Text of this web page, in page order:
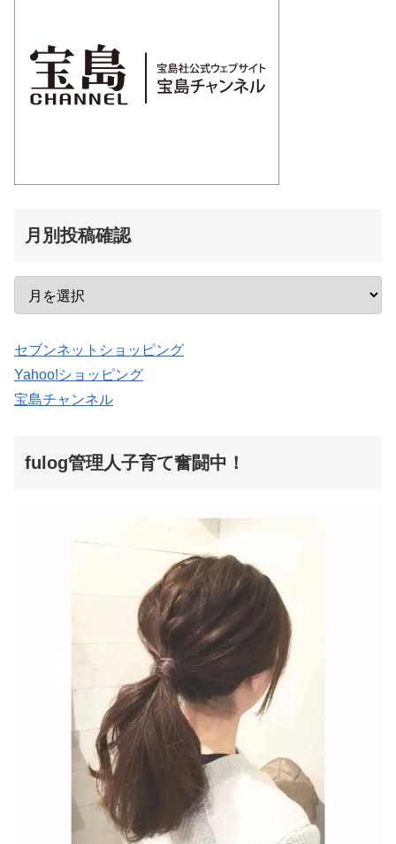
月別投稿確認
セブンネットショッピング
Yahoo!ショッピング
宝島チャンネル
fulog管理人子育て奮闘中！